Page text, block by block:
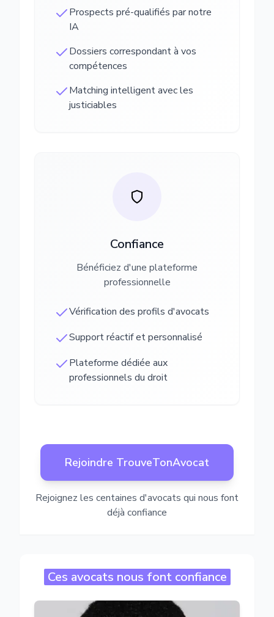
Prospects pré-qualifiés par notre
IA
Dossiers correspondant à vos
compétences
Matching intelligent avec les
justiciables
Confiance
Bénéficiez d'une plateforme
professionnelle
Vérification des profils d'avocats
Support réactif et personnalisé
Plateforme dédiée aux
professionnels du droit
Rejoindre TrouveTonAvocat
Rejoignez les centaines d'avocats qui nous font
déjà confiance
Ces avocats nous font confiance